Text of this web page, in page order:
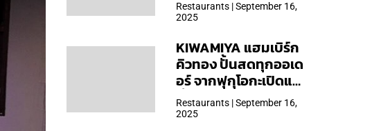
Restaurants | September 16,
2025
KIWAMIYA แฮมเบิร์ก
คิวทอง ปั้นสดทุกออเด
อร์ จากฟุกุโอกะเปิดแล้ว
ที่ Central Park
Restaurants | September 16,
2025